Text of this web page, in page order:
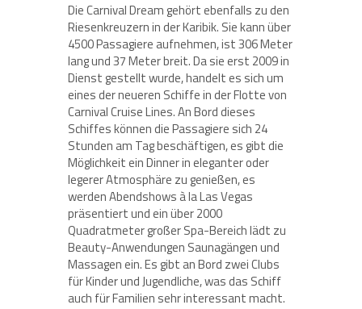
Die Carnival Dream gehört ebenfalls zu den
Riesenkreuzern in der Karibik. Sie kann über
4500 Passagiere aufnehmen, ist 306 Meter
lang und 37 Meter breit. Da sie erst 2009 in
Dienst gestellt wurde, handelt es sich um
eines der neueren Schiffe in der Flotte von
Carnival Cruise Lines. An Bord dieses
Schiffes können die Passagiere sich 24
Stunden am Tag beschäftigen, es gibt die
Möglichkeit ein Dinner in eleganter oder
legerer Atmosphäre zu genießen, es
werden Abendshows à la Las Vegas
präsentiert und ein über 2000
Quadratmeter großer Spa-Bereich lädt zu
Beauty-Anwendungen Saunagängen und
Massagen ein. Es gibt an Bord zwei Clubs
für Kinder und Jugendliche, was das Schiff
auch für Familien sehr interessant macht.